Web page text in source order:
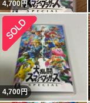
4,700円
4,700円